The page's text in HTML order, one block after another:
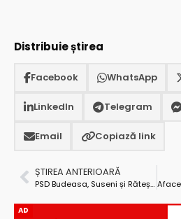
Distribuie știrea
Facebook WhatsApp
LinkedIn Telegram
Email Copiază link
ȘTIREA ANTERIOARĂ
PSD Budeasa, Suseni și Rătești și-au desemnat echipele de conducere
AD